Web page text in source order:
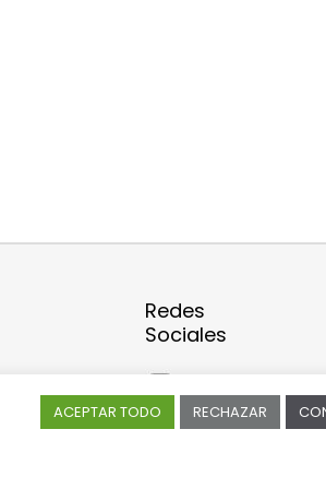
Redes
Sociales
Instagram
ACEPTAR TODO RECHAZAR